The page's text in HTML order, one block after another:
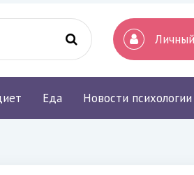
Еда Новости психологии